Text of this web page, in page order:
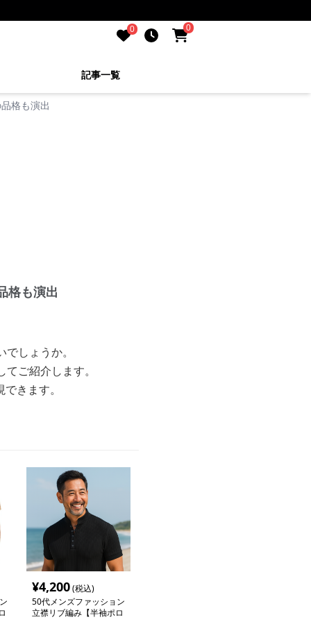
0 0
記事一覧
格も演出
格も演出
しょうか。
ご紹介します。
きます。
¥4,200(税込)
50代メンズファッション
立襟リブ編み【半袖ポロ